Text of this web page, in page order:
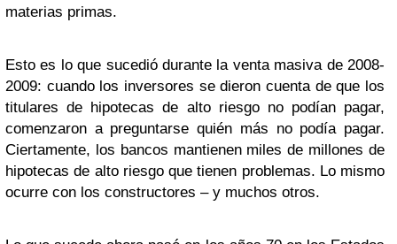
materias primas.
Esto es lo que sucedió durante la venta masiva de 2008-
2009: cuando los inversores se dieron cuenta de que los
titulares de hipotecas de alto riesgo no podían pagar,
comenzaron a preguntarse quién más no podía pagar.
Ciertamente, los bancos mantienen miles de millones de
hipotecas de alto riesgo que tienen problemas. Lo mismo
ocurre con los constructores – y muchos otros.